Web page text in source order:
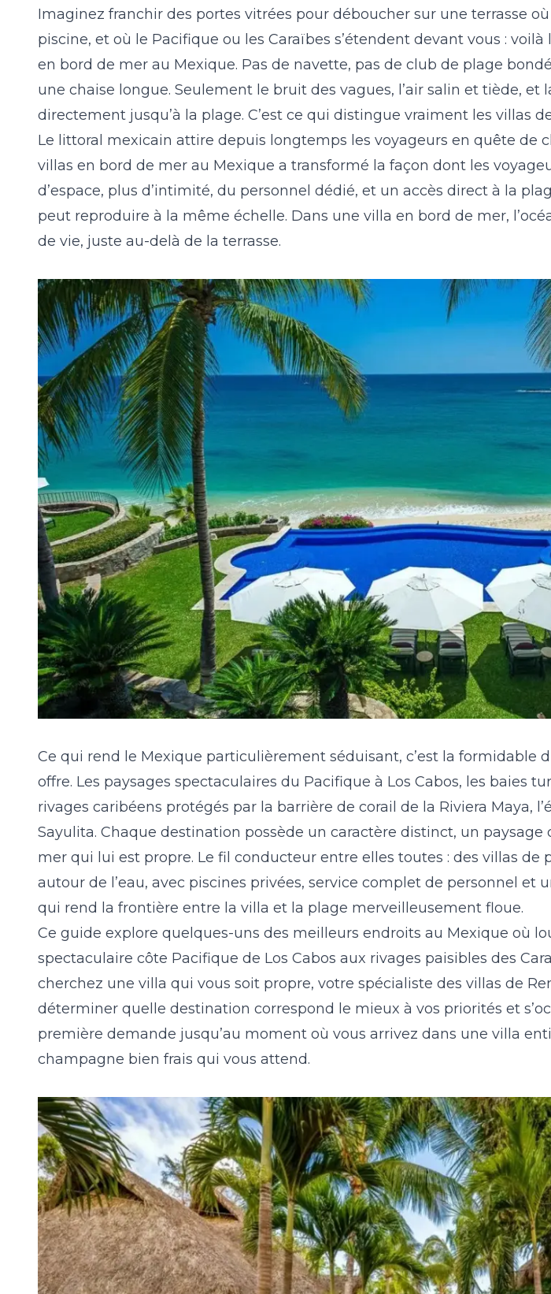
30 31
Imaginez franchir des portes vitrées pour déboucher sur une terrasse
piscine, et où le Pacifique ou les Caraïbes s’étendent devant vous :
en bord de mer au Mexique. Pas de navette, pas de club de plage
une chaise longue. Seulement le bruit des vagues, l’air salin et tiède,
directement jusqu’à la plage. C’est ce qui distingue vraiment les villas
Le littoral mexicain attire depuis longtemps les voyageurs en quête de
villas en bord de mer au Mexique a transformé la façon dont les
d’espace, plus d’intimité, du personnel dédié, et un accès direct à la
peut reproduire à la même échelle. Dans une villa en bord de mer,
de vie, juste au-delà de la terrasse.
Ce qui rend le Mexique particulièrement séduisant, c’est la formidable
offre. Les paysages spectaculaires du Pacifique à Los Cabos, les baies
rivages caribéens protégés par la barrière de corail de la Riviera Maya,
Sayulita. Chaque destination possède un caractère distinct, un
mer qui lui est propre. Le fil conducteur entre elles toutes : des villas de
autour de l’eau, avec piscines privées, service complet de personnel
qui rend la frontière entre la villa et la plage merveilleusement floue.
Ce guide explore quelques-uns des meilleurs endroits au Mexique où
spectaculaire côte Pacifique de Los Cabos aux rivages paisibles des
cherchez une villa qui vous soit propre, votre spécialiste des villas de
déterminer quelle destination correspond le mieux à vos priorités et
première demande jusqu’au moment où vous arrivez dans une villa
champagne bien frais qui vous attend.